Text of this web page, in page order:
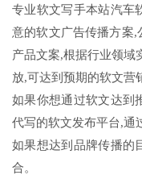
专业软文写手本站汽车
意的软文广告传播方案,
产品文案,根据行业领域
放,可达到预期的软文营
如果你想通过软文达到
代写的软文发布平台,通
如果想达到品牌传播的
合。